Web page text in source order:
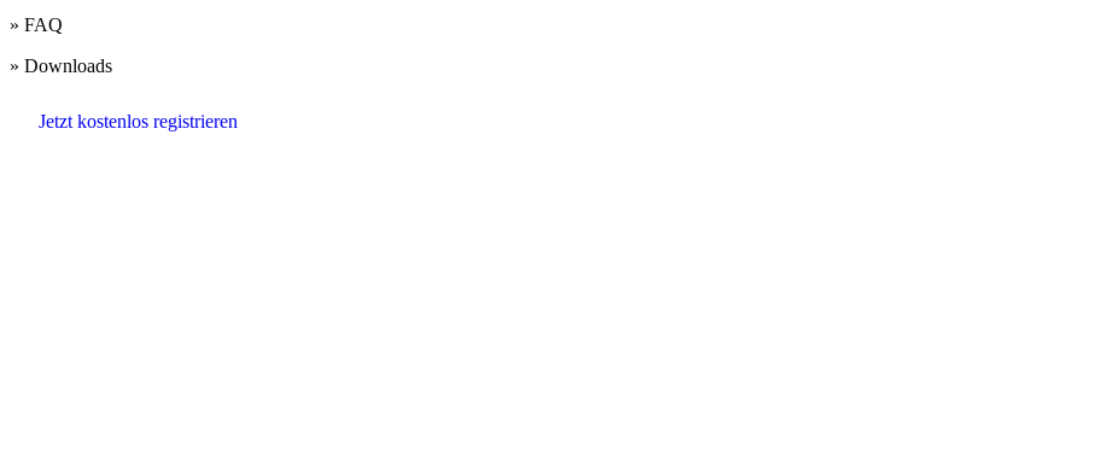
» FAQ
» Downloads
Jetzt kostenlos registrieren